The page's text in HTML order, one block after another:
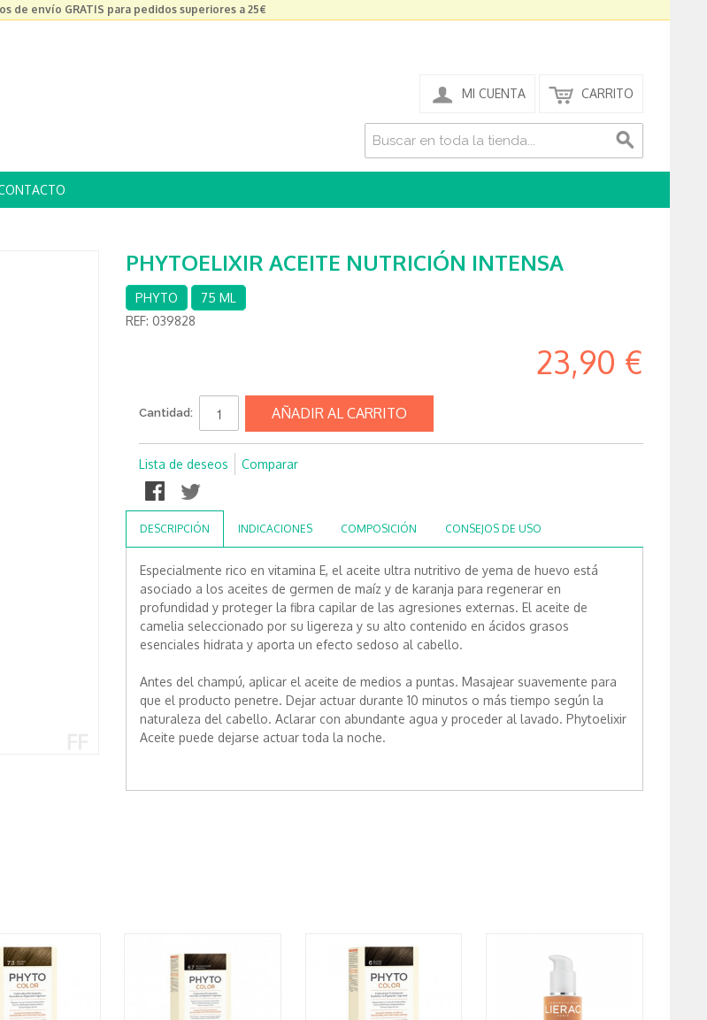
de envío GRATIS para pedidos superiores a 25€
MI CUENTA CARRITO
PHYTOELIXIR ACEITE NUTRICIÓN INTENSA
PHYTO
75 ML
REF: 039828
23,90 €
Cantidad: AÑADIR AL CARRITO
Lista de deseos Comparar
DESCRIPCIÓN INDICACIONES COMPOSICIÓN CONSEJOS DE USO
Especialmente rico en vitamina E, el aceite ultra nutritivo de yema de huevo está
asociado a los aceites de germen de maíz y de karanja para regenerar en
profundidad y proteger la fibra capilar de las agresiones externas. El aceite de
camelia seleccionado por su ligereza y su alto contenido en ácidos grasos
esenciales hidrata y aporta un efecto sedoso al cabello.
Antes del champú, aplicar el aceite de medios a puntas. Masajear suavemente para
que el producto penetre. Dejar actuar durante 10 minutos o más tiempo según la
naturaleza del cabello. Aclarar con abundante agua y proceder al lavado. Phytoelixir
Aceite puede dejarse actuar toda la noche.